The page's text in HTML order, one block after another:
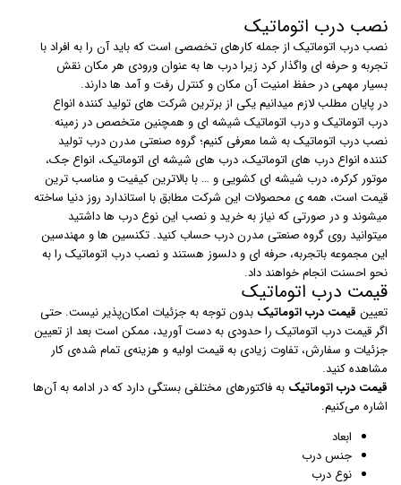
نصب درب اتوماتیک
نصب درب اتوماتیک از جمله کارهای تخصصی است که باید آن را به افراد با
تجربه و حرفه ای واگذار کرد زیرا درب ها به عنوان ورودی هر مکان نقش
بسیار مهمی در حفظ امنیت آن مکان و کنترل رفت و آمد ها دارند.
در پایان مطلب لازم میدانیم یکی از برترین شرکت های تولید کننده انواع
درب اتوماتیک و درب اتوماتیک شیشه ای و همچنین متخصص در زمینه
نصب درب اتوماتیک به شما معرفی کنیم؛ گروه صنعتی مدرن درب تولید
کننده انواع درب های اتوماتیک، درب های شیشه ای اتوماتیک، انواع جک،
موتور کرکره، درب شیشه ای کشویی و … با بالاترین کیفیت و مناسب ترین
قیمت است، همه ی محصولات این شرکت مطابق با استاندارد روز دنیا ساخته
میشوند و در صورتی که نیاز به خرید و نصب این نوع درب ها داشتید
میتوانید روی گروه صنعتی مدرن درب حساب کنید. تکنسین ها و مهندسین
این مجموعه باتجربه، حرفه ای و دلسوز هستند و نصب درب اتوماتیک را به
نحو احسنت انجام خواهند داد.
قیمت درب اتوماتیک
تعیین قیمت درب اتوماتیک بدون توجه به جزئیات امکان‌پذیر نیست. حتی
اگر قیمت درب اتوماتیک را حدودی به دست آورید،‌ ممکن است بعد از تعیین
جزئیات و سفارش، تفاوت زیادی به قیمت اولیه و هزینه‌ی تمام شده‌ی کار
مشاهده کنید.
قیمت درب اتوماتیک به فاکتورهای مختلفی بستگی دارد که در ادامه به آن‌ها
اشاره می‌کنیم.
ابعاد
جنس درب
نوع درب